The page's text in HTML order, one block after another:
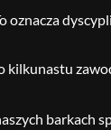
oznacza
barkach